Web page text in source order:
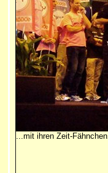
...mit ihren Zeit-Fähnchen.